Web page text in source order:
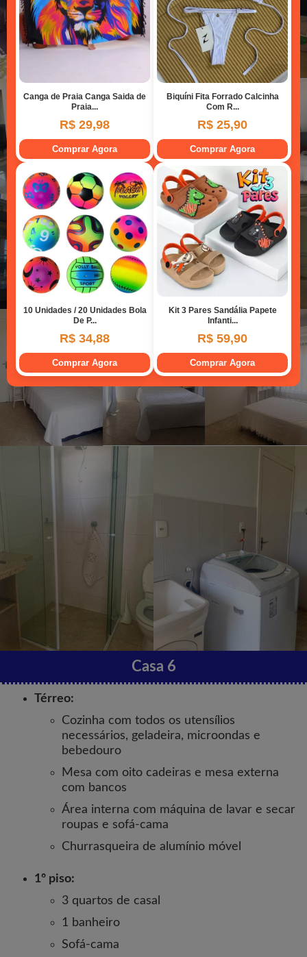
Casa 6
Térreo:
Cozinha com todos os utensílios
necessários, geladeira, microondas e
bebedouro
Mesa com oito cadeiras e mesa externa
com bancos
Área interna com máquina de lavar e secar
roupas e sofá-cama
Churrasqueira de alumínio móvel
1º piso:
3 quartos de casal
1 banheiro
Sofá-cama